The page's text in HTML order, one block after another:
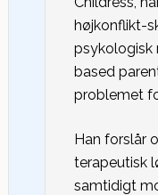
højkonflikt-
psykologisk
based
problemet
Han forslår
terapeutisk
samtidigt